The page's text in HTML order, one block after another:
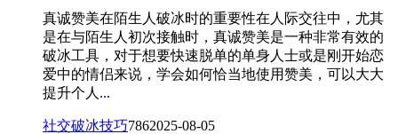
真诚赞美在陌生人破冰时的重要性在人际交往中，尤其
是在与陌生人初次接触时，真诚赞美是一种非常有效的
破冰工具，对于想要快速脱单的单身人士或是刚开始恋
爱中的情侣来说，学会如何恰当地使用赞美，可以大大
提升个人...
社交破冰技巧7862025-08-05